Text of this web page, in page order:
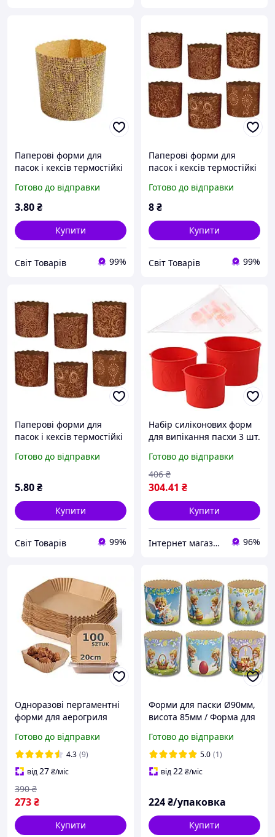
Паперові форми для
пасок і кексів термостійкі
форми для випікання
паски
Готово до відправки
3.80₴
Купити
Світ Товарів 99%
Паперові форми для
пасок і кексів термостійкі
форми для випікання
паски
Готово до відправки
8₴
Купити
Світ Товарів 99%
Паперові форми для
пасок і кексів термостійкі
для випікання паски
Готово до відправки
5.80₴
Купити
Світ Товарів 99%
Набір силіконових форм
для випікання пасхи 3 шт.
кондитерськими мішками
100 шт KITUA
Готово до відправки
304.41 ₴
406 ₴
Купити
Інтернет магазин NORIM 96%
Одноразові пергаментні
форми для аерогриля
см 100 шт.
Готово до відправки
4.3 (9)
від27₴/міс
273₴
390 ₴
Купити
Форми для паски Ø90мм,
висота 85мм / Форма для
ангелами одноразова 50
шт/уп
Готово до відправки
5.0 (1)
від22₴/міс
224₴/упаковка
Купити